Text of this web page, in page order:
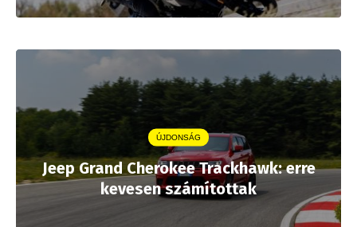
ÚJDONSÁG
Jeep Grand Cherokee Trackhawk: erre
kevesen számítottak